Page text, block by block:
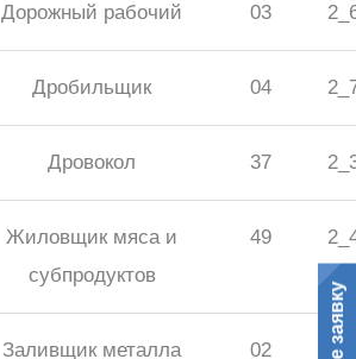
Дорожный рабочий 03
Дробильщик 04
Дровокол 37
Жиловщик мяса и
субпродуктов
49
Заливщик металла 02